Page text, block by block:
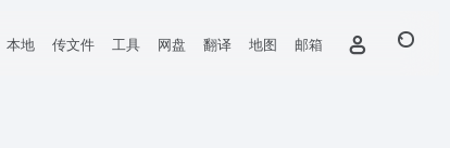
本地 传文件 工具 网盘 翻译 地图 邮箱